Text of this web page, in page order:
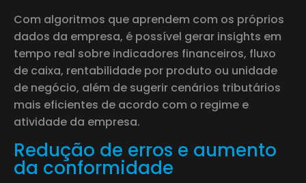
Com algoritmos que aprendem com os próprios
dados da empresa, é possível gerar insights em
tempo real sobre indicadores financeiros, fluxo
de caixa, rentabilidade por produto ou unidade
de negócio, além de sugerir cenários tributários
mais eficientes de acordo com o regime e
atividade da empresa.
Redução de erros e aumento
da conformidade